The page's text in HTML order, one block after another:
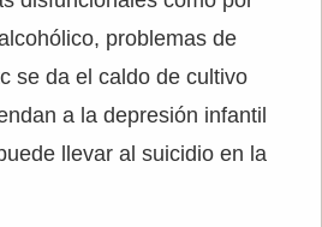
problemas de
se da el caldo de cultivo
a la depresión infantil
llevar al suicidio en la